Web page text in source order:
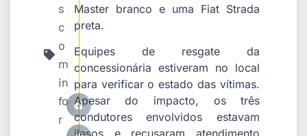
s
c
o
m
in
fo
r
Master branco e uma Fiat Strada
preta.
Equipes de resgate da
concessionária estiveram no local
para verificar o estado das vítimas.
Apesar do impacto, os três
condutores envolvidos estavam